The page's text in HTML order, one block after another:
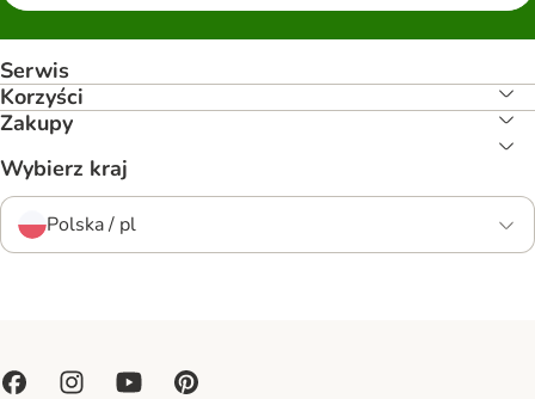
Serwis
Korzyści
Zakupy
Wybierz kraj
Polska / pl